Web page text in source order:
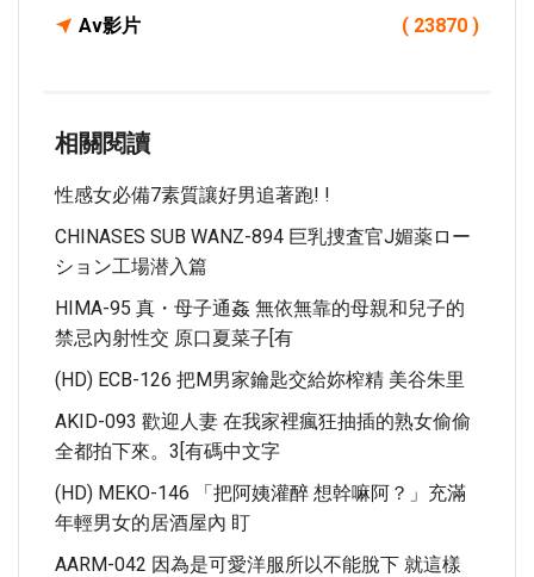
Av影片 ( 23870 )
相關閱讀
性感女必備7素質讓好男追著跑! !
CHINASES SUB WANZ-894 巨乳捜査官J媚薬ロー
ション工場潜入篇
HIMA-95 真・母子通姦 無依無靠的母親和兒子的
禁忌內射性交 原口夏菜子[有
(HD) ECB-126 把M男家鑰匙交給妳榨精 美谷朱里
AKID-093 歡迎人妻 在我家裡瘋狂抽插的熟女偷偷
全都拍下來。3[有碼中文字
(HD) MEKO-146 「把阿姨灌醉 想幹嘛阿？」充滿
年輕男女的居酒屋內 盯
AARM-042 因為是可愛洋服所以不能脫下 就這樣